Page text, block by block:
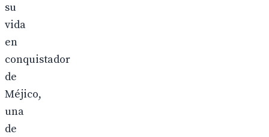
su
vida
en
conquistador
de
Méjico,
una
de